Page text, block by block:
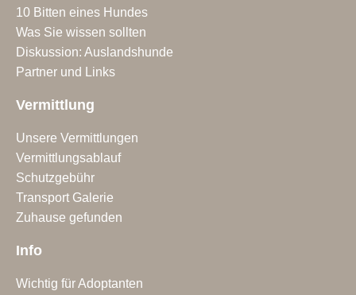
10 Bitten eines Hundes
Was Sie wissen sollten
Diskussion: Auslandshunde
Partner und Links
Vermittlung
Unsere Vermittlungen
Vermittlungsablauf
Schutzgebühr
Transport Galerie
Zuhause gefunden
Info
Wichtig für Adoptanten